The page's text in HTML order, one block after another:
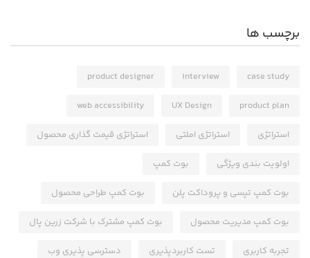
برچسب ها
case study
interview
product designer
product plan
UX Design
web accessibility
استراتژی استراتژی املتی استراتژی قیمت گذاری محصول
اولویت بندی ویژگی بوت کمپ
بوت کمپ تپسی و پروداکت پلن بوت کمپ طراحی محصول
بوت کمپ مدیریت محصول بوت کمپ مشترک با شرکت زرین پال
تجربه کاربری تست کاربردپذیری دسترسی پذیری وب